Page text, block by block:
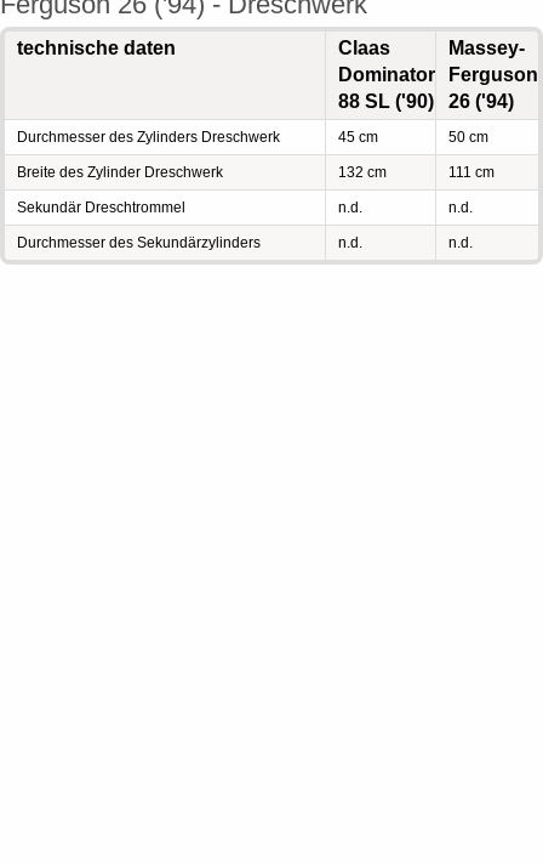
technische daten
Claas
Dominator
88 SL ('90)
Massey-
Ferguson
26 ('94)
Durchmesser des Zylinders Dreschwerk 45 cm 50 cm
Breite des Zylinder Dreschwerk 132 cm 111 cm
Sekundär Dreschtrommel n.d. n.d.
Durchmesser des Sekundärzylinders n.d. n.d.